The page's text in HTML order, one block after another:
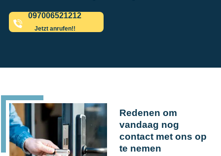
097006521212
Jetzt anrufen!!
Redenen om
vandaag nog
contact met ons op
te nemen